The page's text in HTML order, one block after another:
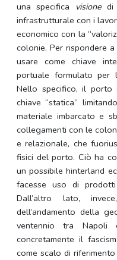
una specifica
visionedi
infrastrutturale con i
economico con la
colonie. Per rispondere
usare come chiave
portuale formulato per
Nello specifico, il
chiave “statica”
materiale imbarcato e
collegamenti con le
e relazionale, che
fisici del porto. Ciò ha
un possibile hinterland
facesse uso di
Dall’altro lato,
dell’andamento della
ventennio tra Napoli
concretamente il
come scalo di